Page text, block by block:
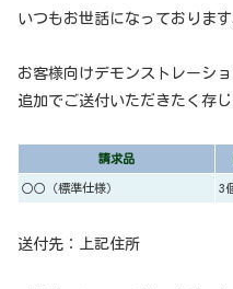
いつもお世話になっておりま
お客様向けデモンストレーシ
追加でご送付いただきたく存じ
請求品
○○（標準仕様） 3
送付先：上記住所